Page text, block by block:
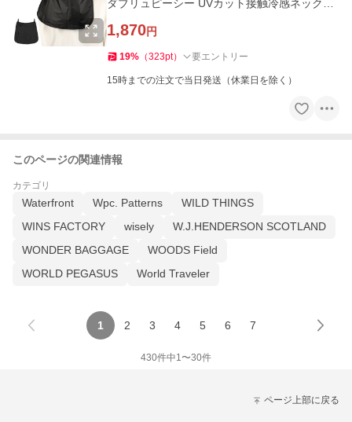
ダブリュピーシー UVカット接触冷感ネックシ
1,870円
19% （323pt） 要エントリー
15時までの注文で当日発送（休業日を除く）
このページの関連情報
カテゴリ
Waterfront Wpc. Patterns
WILD THINGS
WINS FACTORY
wisely
W.J.HENDERSON SCOTLAND
WONDER BAGGAGE
WOODS Field
WORLD PEGASUS
World Traveler
1 2 3 4 5 6 7
430件中1〜30件
ページ上部に戻る